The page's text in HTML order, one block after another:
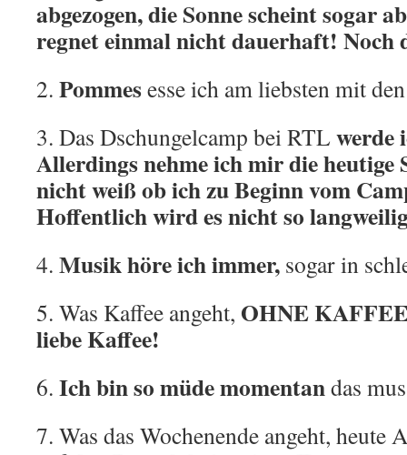
abgezogen, die Sonne scheint sogar
regnet einmal nicht dauerhaft!
2. Pommesesse ich am liebsten mit
3. Das Dschungelcamp bei RTL werde
Allerdings nehme ich mir die heutige
nicht weiß ob ich zu Beginn vom
Hoffentlich wird es nicht so
4. Musik höre ich immer, sogar in
5. Was Kaffee angeht, OHNE
liebe Kaffee!
6. Ich bin so müde momentandas
7. Was das Wochenende angeht, heute